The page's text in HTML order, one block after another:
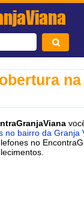
no bairro da Granja
no